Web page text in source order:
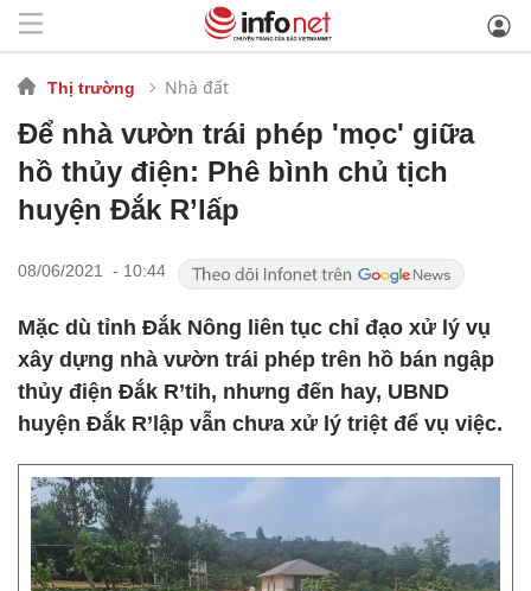
Thị trường Nhà đất
Để nhà vườn trái phép 'mọc' giữa
hồ thủy điện: Phê bình chủ tịch
huyện Đắk R’lấp
08/06/2021 - 10:44
Mặc dù tỉnh Đắk Nông liên tục chỉ đạo xử lý vụ
xây dựng nhà vườn trái phép trên hồ bán ngập
thủy điện Đắk R’tih, nhưng đến hay, UBND
huyện Đắk R’lập vẫn chưa xử lý triệt để vụ việc.